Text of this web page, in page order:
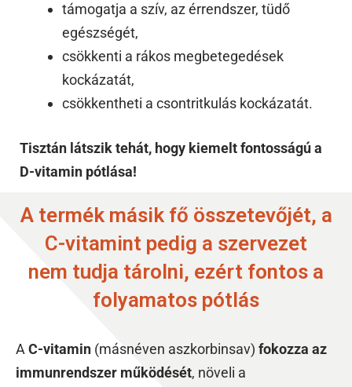
támogatja a szív, az érrendszer, tüdő
egészségét,
csökkenti a rákos megbetegedések
kockázatát,
csökkentheti a csontritkulás kockázatát.
Tisztán látszik tehát, hogy kiemelt fontosságú a
D-vitamin pótlása!
A termék másik fő összetevőjét, a
C-vitamint pedig a szervezet
nem tudja tárolni, ezért fontos a
folyamatos pótlás
AC-vitamin (másnéven aszkorbinsav) fokozza az
immunrendszer működését, növeli a